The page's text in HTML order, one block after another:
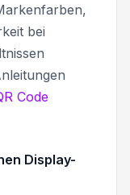
bei
Code
Display-